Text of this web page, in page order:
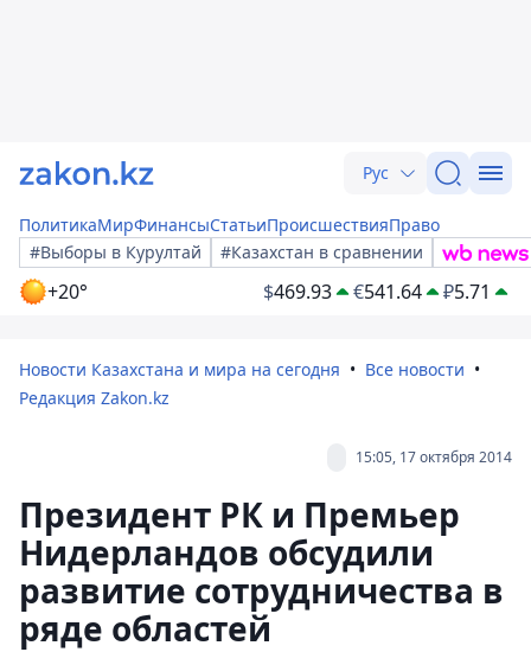
Рус
ПолитикаМирФинансыСтатьиПроисшествияПраво
#Выборы в Курултай
#Казахстан в сравнении
+20° $469.93 €541.64 ₽5.71
Новости Казахстана и мира на сегодня
Все новости
Редакция Zakon.kz
15:05, 17 октября 2014
Президент РК и Премьер
Нидерландов обсудили
развитие сотрудничества в
ряде областей